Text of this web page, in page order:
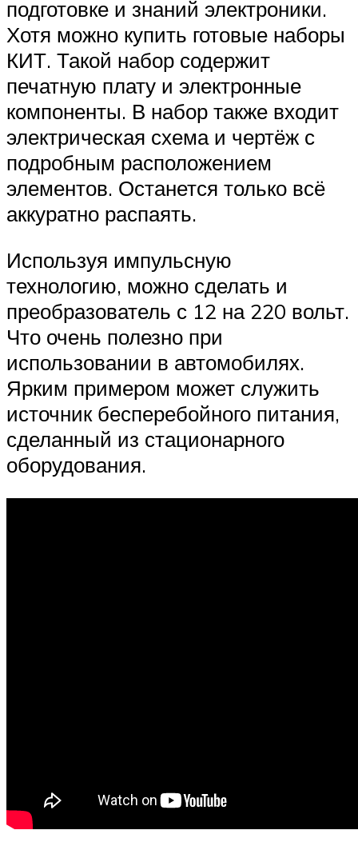
подготовке и знаний электроники.
Хотя можно купить готовые наборы
КИТ. Такой набор содержит
печатную плату и электронные
компоненты. В набор также входит
электрическая схема и чертёж с
подробным расположением
элементов. Останется только всё
аккуратно распаять.
Используя импульсную
технологию, можно сделать и
преобразователь с 12 на 220 вольт.
Что очень полезно при
использовании в автомобилях.
Ярким примером может служить
источник бесперебойного питания,
сделанный из стационарного
оборудования.